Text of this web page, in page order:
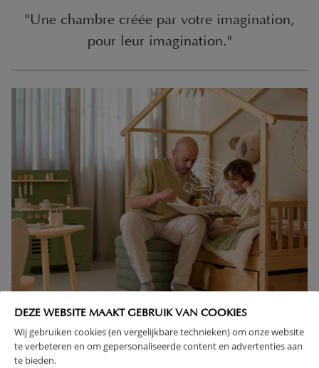
DEZE WEBSITE MAAKT GEBRUIK VAN COOKIES
Wij gebruiken cookies (en vergelijkbare technieken) om onze website
te verbeteren en om gepersonaliseerde content en advertenties aan
te bieden.
"Une chambre créée par votre imagination,
pour leur imagination."
Suite au succès de notre premier berceau, la gamme de
Petite Amélie s'est progressivement élargie pour inclure une
collection complète. Nous proposons désormais des